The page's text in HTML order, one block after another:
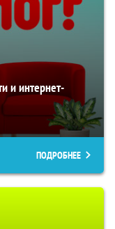
и интернет-
ПОДРОБНЕЕ